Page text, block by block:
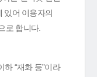
있어 이용자의
로 합니다.
“재화 등”이라